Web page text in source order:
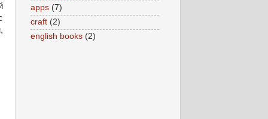
apps (7)
craft (2)
english books (2)